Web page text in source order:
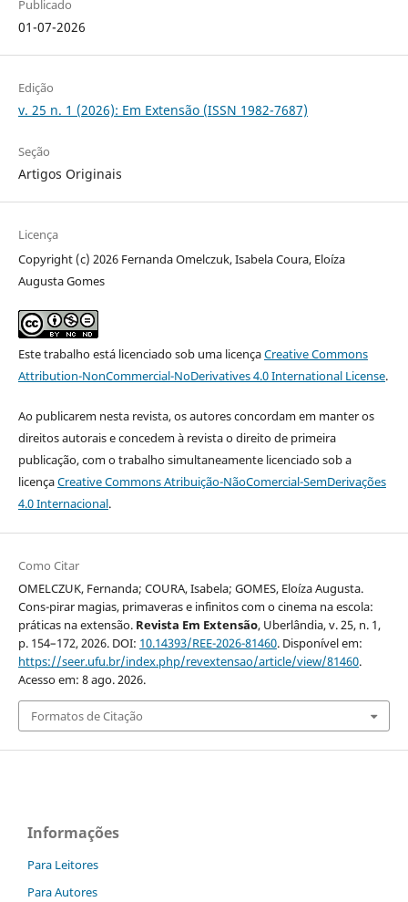
Publicado
01-07-2026
Edição
v. 25 n. 1 (2026): Em Extensão (ISSN 1982-7687)
Seção
Artigos Originais
Licença
Copyright (c) 2026 Fernanda Omelczuk, Isabela Coura, Eloíza
Augusta Gomes
Este trabalho está licenciado sob uma licençaCreative Commons
Attribution-NonCommercial-NoDerivatives 4.0 International License.
Ao publicarem nesta revista, os autores concordam em manter os
direitos autorais e concedem à revista o direito de primeira
publicação, com o trabalho simultaneamente licenciado sob a
licençaCreative Commons Atribuição-NãoComercial-SemDerivações
4.0 Internacional.
Como Citar
OMELCZUK, Fernanda; COURA, Isabela; GOMES, Eloíza Augusta.
Cons-pirar magias, primaveras e infinitos com o cinema na escola:
práticas na extensão. Revista Em Extensão, Uberlândia, v. 25, n. 1,
p. 154–172, 2026. DOI: 10.14393/REE-2026-81460. Disponível em:
https://seer.ufu.br/index.php/revextensao/article/view/81460.
Acesso em: 8 ago. 2026.
Formatos de Citação
Informações
Para Leitores
Para Autores